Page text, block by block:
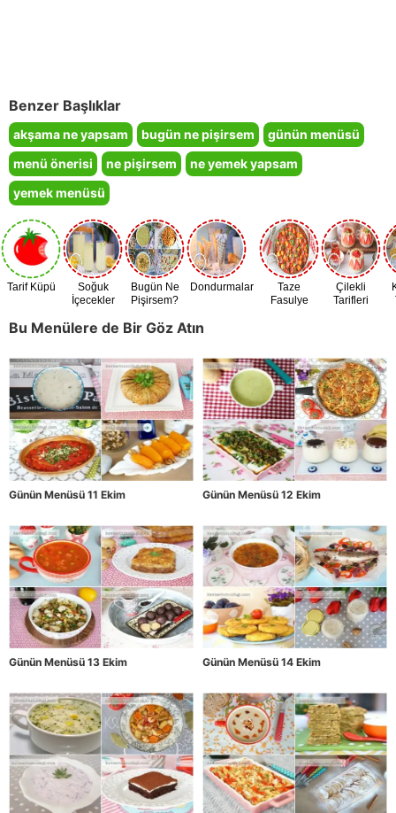
Benzer Başlıklar
akşama ne yapsam bugün ne pişirsem
günün menüsü
menü önerisi
ne pişirsem
ne yemek yapsam
yemek menüsü
Tarif Küpü
Soğuk
İçecekler
Bugün Ne
Pişirsem?
Dondurmalar
Taze
Fasulye
Çilekli
Tarifleri
Bu Menülere de Bir Göz Atın
Günün Menüsü 11 Ekim Günün Menüsü 12 Ekim
Günün Menüsü 13 Ekim Günün Menüsü 14 Ekim